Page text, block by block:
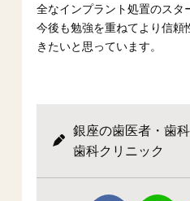
全なインプラント処置のスタ
今後も勉強を重ねてより信頼
きたいと思っています。
銀座の歯医者・歯
歯科クリニック